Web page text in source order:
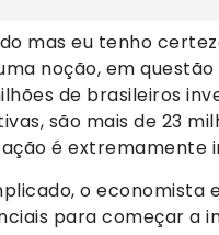
mas eu tenho
noção, em questão
de brasileiros
são mais de 23
é extremamente
o economista
para começar a